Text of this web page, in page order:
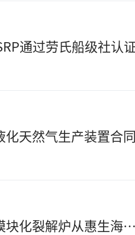
通过劳氏船级社认
化天然气生产装置合
世界单台最大整体模块化裂解炉从